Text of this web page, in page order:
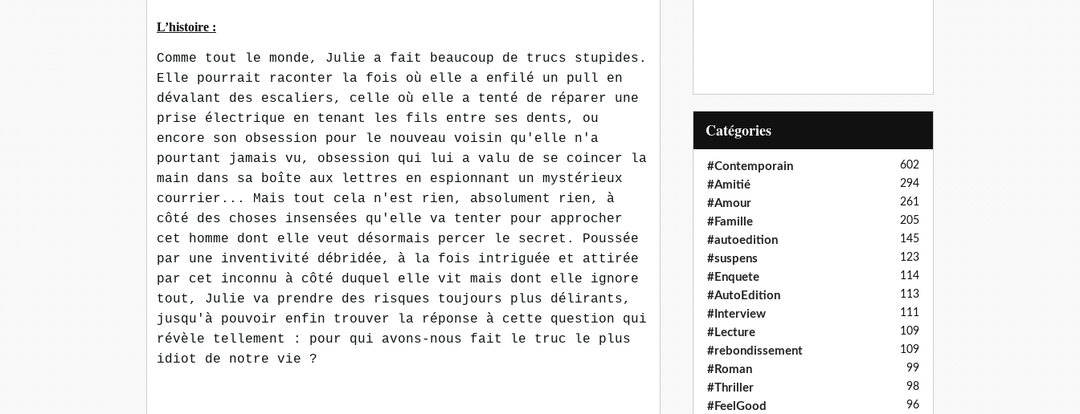
L’histoire :
Comme tout le monde, Julie a fait beaucoup de trucs stupides.
Elle pourrait raconter la fois où elle a enfilé un pull en
dévalant des escaliers, celle où elle a tenté de réparer une
prise électrique en tenant les fils entre ses dents, ou
encore son obsession pour le nouveau voisin qu'elle n'a
pourtant jamais vu, obsession qui lui a valu de se coincer la
main dans sa boîte aux lettres en espionnant un mystérieux
courrier... Mais tout cela n'est rien, absolument rien, à
côté des choses insensées qu'elle va tenter pour approcher
cet homme dont elle veut désormais percer le secret. Poussée
par une inventivité débridée, à la fois intriguée et attirée
par cet inconnu à côté duquel elle vit mais dont elle ignore
tout, Julie va prendre des risques toujours plus délirants,
jusqu'à pouvoir enfin trouver la réponse à cette question qui
révèle tellement : pour qui avons-nous fait le truc le plus
idiot de notre vie ?
Catégories
#Contemporain 602
#Amitié 294
#Amour 261
#Famille 205
#autoedition 145
#suspens 123
#Enquete 114
#AutoEdition 113
#Interview 111
#Lecture 109
#rebondissement 109
#Roman 99
#Thriller 98
#FeelGood 96